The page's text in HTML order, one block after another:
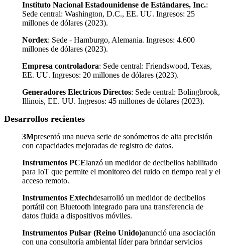
Instituto Nacional Estadounidense de Estándares, Inc.:
Sede central: Washington, D.C., EE. UU. Ingresos: 25
millones de dólares (2023).
Nordex: Sede - Hamburgo, Alemania. Ingresos: 4.600
millones de dólares (2023).
Empresa controladora: Sede central: Friendswood, Texas,
EE. UU. Ingresos: 20 millones de dólares (2023).
Generadores Electricos Directos: Sede central: Bolingbrook,
Illinois, EE. UU. Ingresos: 45 millones de dólares (2023).
Desarrollos recientes
3Mpresentó una nueva serie de sonómetros de alta precisión
con capacidades mejoradas de registro de datos.
Instrumentos PCElanzó un medidor de decibelios habilitado
para IoT que permite el monitoreo del ruido en tiempo real y el
acceso remoto.
Instrumentos Extechdesarrolló un medidor de decibelios
portátil con Bluetooth integrado para una transferencia de
datos fluida a dispositivos móviles.
Instrumentos Pulsar (Reino Unido)anunció una asociación
con una consultoría ambiental líder para brindar servicios